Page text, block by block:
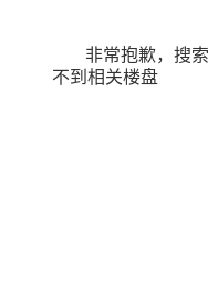
非常抱歉，搜索
不到相关楼盘